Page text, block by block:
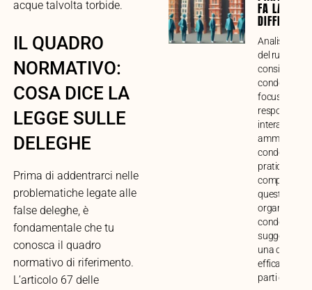
acque talvolta torbide.
IL QUADRO
NORMATIVO:
COSA DICE LA
LEGGE SULLE
DELEGHE
Prima di addentrarci nelle
problematiche legate alle
false deleghe, è
fondamentale che tu
conosca il quadro
normativo di riferimento.
L’articolo 67 delle
FA LA
Analisi
del ruolo del
consiglio
focus su
interazione
condòmini.
pratica alla
questo
organo di
suggerimenti
una
efficace tra
parti